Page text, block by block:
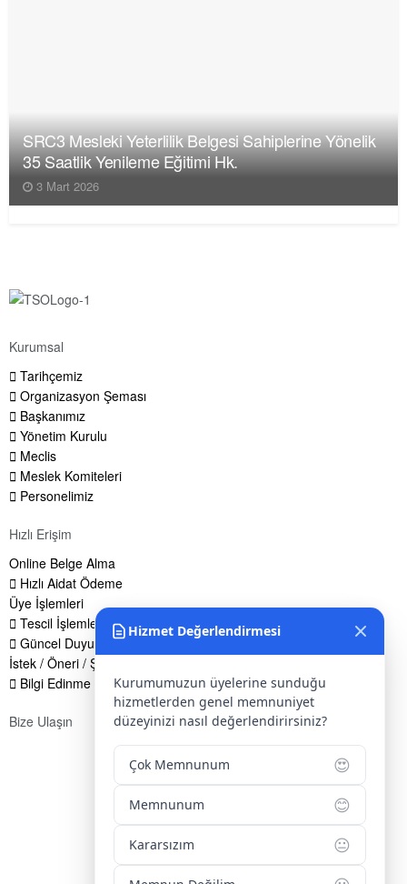
SRC3 Mesleki Yeterlilik Belgesi Sahiplerine Yönelik
35 Saatlik Yenileme Eğitimi Hk.
3 Mart 2026
Kurumsal
Tarihçemiz
Organizasyon Şeması
Başkanımız
Yönetim Kurulu
Meclis
Meslek Komiteleri
Personelimiz
Hızlı Erişim
Online Belge Alma
Hızlı Aidat Ödeme
Üye İşlemleri
Tescil İşlemleri
Güncel Duyurular
İstek / Öneri / Şikayet Formu
Bilgi Edinme Hakkı
Bize Ulaşın
Yenice Mah. Atatürk Cad. Tüccarlar İşhanı Kat:1 No:1
KIRŞEHİR / TÜRKİYE
0 386 213 11 86
0 544 213 11 86
bilgi@kirsehirtso.org.tr
Hizmet Değerlendirmesi
Kurumumuzun üyelerine sunduğu
hizmetlerden genel memnuniyet
düzeyinizi nasıl değerlendirirsiniz?
Çok Memnunum 😍
Memnunum 😊
Kararsızım 😐